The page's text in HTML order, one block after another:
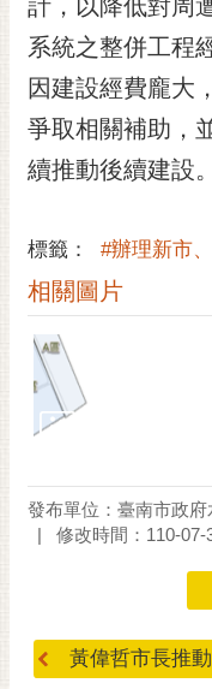
日
本
隱
私
權
安
全
政
策
站
放
宣
府
交
計，以降低對周
系統之整併工程
因建設經費龐大
爭取相關補助，
續推動後續建設。
標籤： #辦理新市
相關圖片
發布單位：臺南市政府
修改時間：110-07-
黃偉哲市長推